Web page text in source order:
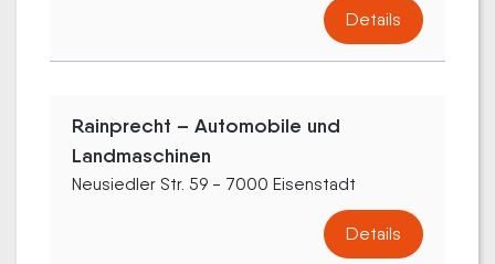
Details
Rainprecht – Automobile und
Landmaschinen
Neusiedler Str. 59 - 7000 Eisenstadt
Details